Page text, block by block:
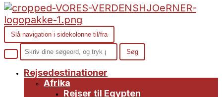
Slå navigation i sidekolonne til/fra
Rejsedestinationer
Afrika
Rejser til Egypten